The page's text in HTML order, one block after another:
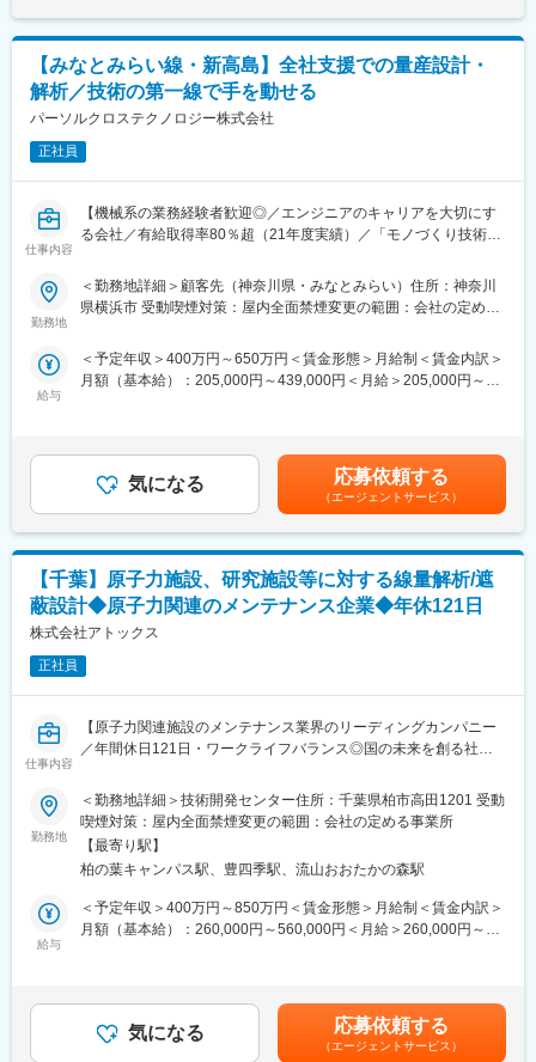
■当社について
当社はIT・機械・電子・電気・ソフトウェア分野を中心に、エン
ジニア派遣や受託開発、DX推進支援など幅広い事業を展開。自動
車・ロボティクス・医療機器・半導体など多様な業界のプロジェ
変更の範囲：会社の定める業務
■開発環境・ツール：
SolidEdge、NX、AutoCAD、office系（Excel、PowerPoint、
Teams）
先端半導体装置開発の中で、解析・シミュレーション業務を主担
お客さま先の風土としても成長軌道に乗っているために、アグレ
ッシブな環境で開発に関わっていくことが可能です。
得られており、社員以上に高いアウトプットを期待されている中
で業務に対応頂きます。業務の流れをご理解いただいた後、複数
ノロジーに関わる業務へチャレンジいただくことも可能です。
また、客先のシャトルバス（泉中央駅と勤務地間）が利用可能で
■フォロー体制：
当社のエンジニアが就業中のため、就業開始後のフォロー・サポ
ート体制も万全です。エンジニア企画の研修などもあり、キャリ
アアップも可能です。
■福利厚生：
定年までの長い時間軸で、給与や将来について不安を感じること
なく、仕事に集中できるように、「待遇面」での支援も充実して
おります。また、たとえ案件のない待機の状態であったとして
【みなとみらい線・新高島】全社支援での量産設計・
解析／技術の第一線で手を動せる
パーソルクロステクノロジー株式会社
正社員
仕事内容
【機械系の業務経験者歓迎◎／エンジニアのキャリアを大切にす
る会社／有給取得率80％超（21年度実績）／「モノづくり技術」
ソルG】
★元メーカー系のルーツを持ち社内蓄積ノウハウも◎請負比率4割
超／幅広いキャリアパスが描ける環境★
全社支援として様々な部署から筐体設計を受け、試作、部品調
達、量産設計、解析、信頼性試験等幅広く担当いただきます。
・設計初期段階での仕様整理や3DCADによる概略モデル作成
・詳細設計での3DCADモデリング／図面作成
・CAE解析による評価
・材料選定
・製造プロセスの最適化
・試作段階における検査、不具合改善、信頼性試験結果を基にし
た改良提案／実施
■パーソルクロステクノロジーについて：
タッフ株式会社／旧パーソルプロフェッショナルアウトソーシン
グ株式会社が合併し誕生しました。人と組織の生産性の向上およ
び、エンジニアの多様な働き方を追求し、働き方に変革を起こす
ことで社会課題の解決を図っております。
・研究開発／ものづくりの領域においては、自動車／航空宇宙関
連機器、家電、ロボットの設計～開発～実験におけるモデルベー
ス開発（MBD）等を提供しており、IT領域においては情報通信、
・近年需要が拡大しているRPA／IoT／UWB／ドローン／セキュ
リティ等の最新技術の活用についても精力的にご支援をしており
勤務地
＜勤務地詳細＞顧客先（神奈川県・みなとみらい）住所：神奈川
県横浜市 受動喫煙対策：屋内全面禁煙変更の範囲：会社の定める
給与
＜予定年収＞400万円～650万円＜賃金形態＞月給制＜賃金内訳＞
月額（基本給）：205,000円～439,000円＜月給＞205,000円～
■年収例（残業30時間含）460万円／25歳、587万円／30歳、630
万円／35歳、700万円／40歳賃金はあくまでも目安の金額であ
り、選考を通じて上下する可能性があります。月給(月額)は固定手
当を含めた表記です。
気になる 応募依頼する
（エージェントサービス）
【千葉】原子力施設、研究施設等に対する線量解析/遮
蔽設計◆原子力関連のメンテナンス企業◆年休121日
株式会社アトックス
正社員
仕事内容
【原子力関連施設のメンテナンス業界のリーディングカンパニー
／年間休日121日・ワークライフバランス◎国の未来を創る社会
■業務内容：
原子力施設、研究施設等に対する線量解析/遮蔽設計を担って頂き
ます。
■業務詳細：
・原子力設備、研究設備等で測定したデータから、放射能分布の
※必要な知識、技能については入社後に指導します。
※原子力発電所等での現場作業が発生する場合があります。
勤務地
＜勤務地詳細＞技術開発センター住所：千葉県柏市高田1201 受動
喫煙対策：屋内全面禁煙変更の範囲：会社の定める事業所
【最寄り駅】
柏の葉キャンパス駅、豊四季駅、流山おおたかの森駅
給与
＜予定年収＞400万円～850万円＜賃金形態＞月給制＜賃金内訳＞
月額（基本給）：260,000円～560,000円＜月給＞260,000円～
までも目安の金額であり、選考を通じて上下する可能性がありま
す。月給(月額)は固定手当を含めた表記です。
気になる 応募依頼する
（エージェントサービス）